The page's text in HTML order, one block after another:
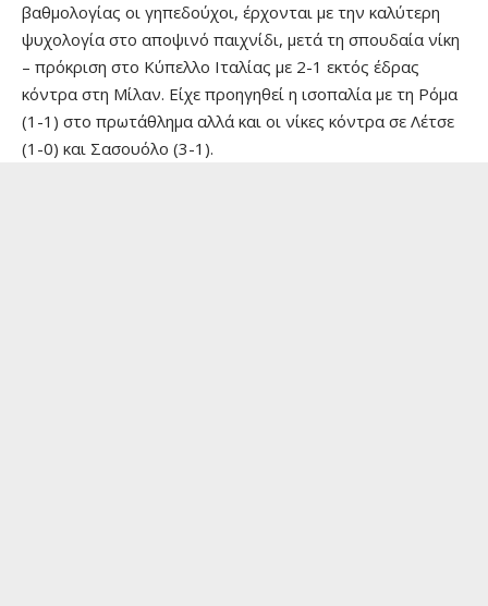
βαθμολογίας οι γηπεδούχοι, έρχονται με την καλύτερη
ψυχολογία στο αποψινό παιχνίδι, μετά τη σπουδαία νίκη
– πρόκριση στο Κύπελλο Ιταλίας με 2-1 εκτός έδρας
κόντρα στη Μίλαν. Είχε προηγηθεί η ισοπαλία με τη Ρόμα
(1-1) στο πρωτάθλημα αλλά και οι νίκες κόντρα σε Λέτσε
(1-0) και Σασουόλο (3-1).